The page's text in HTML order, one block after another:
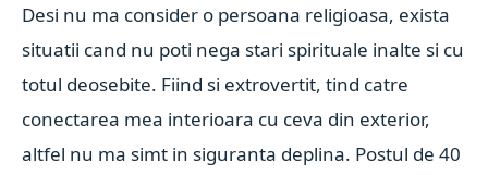
Desi nu ma consider o persoana religioasa, exista
situatii cand nu poti nega stari spirituale inalte si cu
totul deosebite. Fiind si extrovertit, tind catre
conectarea mea interioara cu ceva din exterior,
altfel nu ma simt in siguranta deplina. Postul de 40